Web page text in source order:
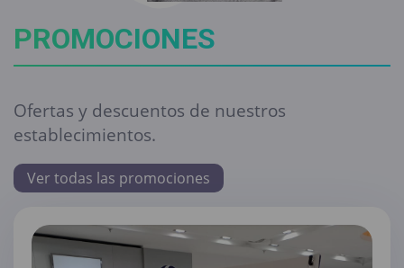
PROMOCIONES
Ofertas y descuentos de nuestros
establecimientos.
Ver todas las promociones